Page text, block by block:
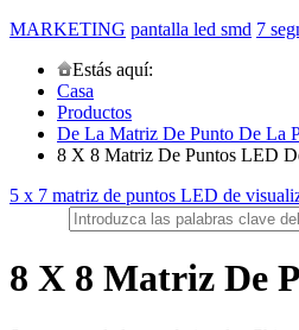
MARKETING pantalla led smd 7
Estás aquí:
Casa
Productos
De La Matriz De Punto De La
8 X 8 Matriz De Puntos LED
5 x 7 matriz de puntos LED de
8 X 8 Matriz De